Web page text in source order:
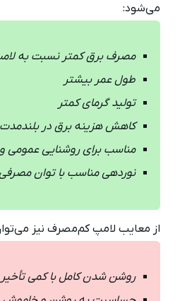
می‌شود:
مصرف برق کمتر نسبت به
طول عمر بیشتر
تولید گرمای کمتر
کاهش هزینه برق در بلندمدت
مناسب برای روشنایی عمومی
نوردهی مناسب با توان
از معایب لامپ کم‌مصرف نیز
روشن شدن کامل با کمی تأخیر